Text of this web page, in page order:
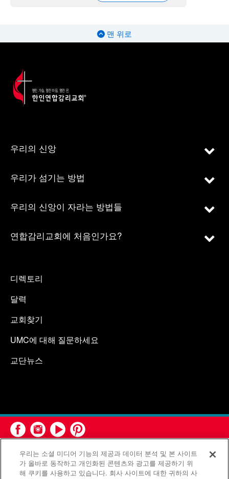
맨 위로
우리의 신앙
우리가 섬기는 방법
우리의 신앙이 자라는 방법들
연합감리교회에 처음인가요?
디렉토리
달력
교회찾기
UMC에 대해 질문하세요
교단뉴스
우리는 소셜 미디어 기능의 제공과 데이터 분석 및 본 사이트
가 올바로 동작하고 개인화된 콘텐츠와 광고를 제공하기 위
해 쿠키를 사용하고 있습니다. 회사 사이트에 대한 귀하의 사